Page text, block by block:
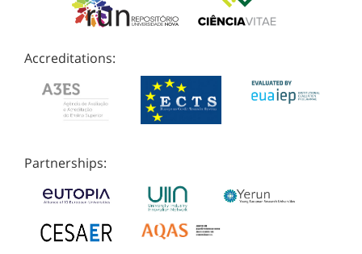
Accreditations:
Partnerships: